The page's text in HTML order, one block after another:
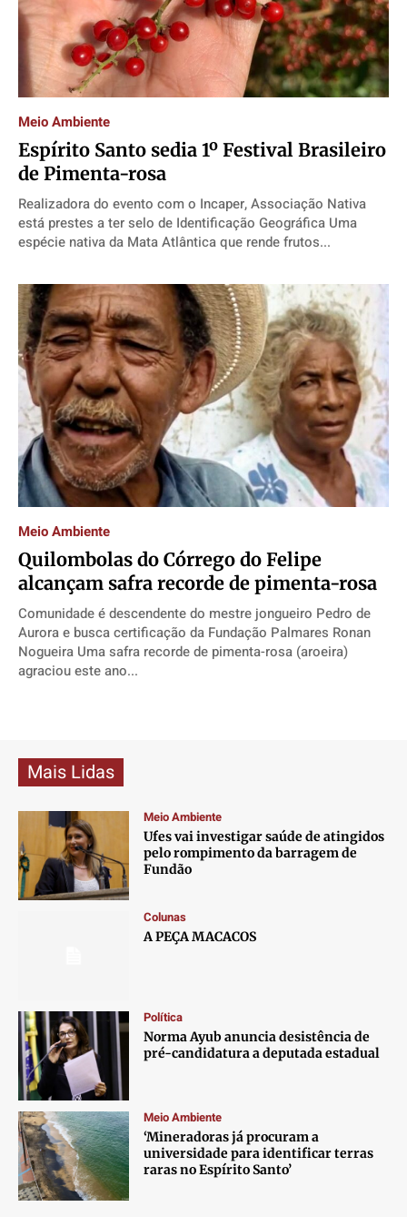
Meio Ambiente
Espírito Santo sedia 1º Festival Brasileiro
de Pimenta-rosa
Realizadora do evento com o Incaper, Associação Nativa
está prestes a ter selo de Identificação Geográfica Uma
espécie nativa da Mata Atlântica que rende frutos...
Meio Ambiente
Quilombolas do Córrego do Felipe
alcançam safra recorde de pimenta-rosa
Comunidade é descendente do mestre jongueiro Pedro de
Aurora e busca certificação da Fundação Palmares Ronan
Nogueira Uma safra recorde de pimenta-rosa (aroeira)
agraciou este ano...
Mais Lidas
Meio Ambiente
Ufes vai investigar saúde de atingidos
pelo rompimento da barragem de
Fundão
Colunas
A PEÇA MACACOS
Política
Norma Ayub anuncia desistência de
pré-candidatura a deputada estadual
Meio Ambiente
‘Mineradoras já procuram a
universidade para identificar terras
raras no Espírito Santo’